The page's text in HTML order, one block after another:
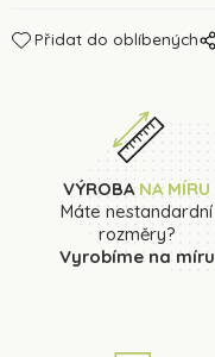
Přidat do oblíbených
VÝROBA NA MÍRU
Máte nestandardní
rozměry?
Vyrobíme na míru